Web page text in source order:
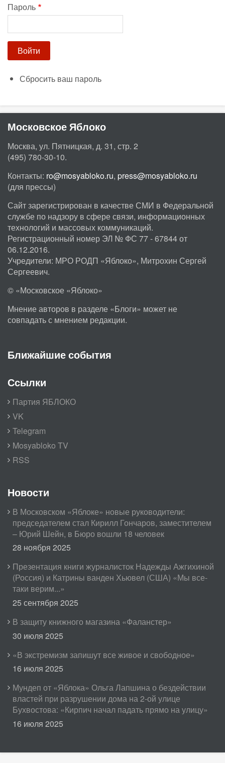
Пароль
Сбросить ваш пароль
Московское Яблоко
Москва, ул. Пятницкая, д. 31, стр. 2
(495) 780-30-10.
Контакты: ro@mosyabloko.ru, press@mosyabloko.ru
(для прессы)
Сайт зарегистрирован в качестве СМИ в Федеральной
службе по надзору в сфере связи, информационных
технологий и массовых коммуникаций.
Регистрационный номер ЭЛ № ФС 77 - 67844 от
06.12.2016.
Учредители: МРО РОДП «Яблоко», Митрохин Сергей
Сергеевич.
© «Московское «Яблоко»
Мнение авторов в разделе «Блоги» может не
совпадать с мнением редакции.
Ближайшие события
Ссылки
Партия ЯБЛОКО
VK
Telegram
Mosyabloko TV
RSS
Новости
В Московском «Яблоке» новые руководители:
председателем стал Кирилл Гончаров, заместителем
– Юрий Шейн, в Бюро вошли 18 человек
28 ноября 2025
Презентация книги журналисток Надежды Ажгихиной
(Россия) и Катрины ванден Хьювел (США) «Мы все-
таки верим...»
25 сентября 2025
В защиту книжного магазина «Фаланстер»
30 июля 2025
«В экстремизм запишут все живое и свободное»
16 июля 2025
Мундеп от «Яблока» Ольга Лапшина о бездействии
властей при разрушении дома на 2-ой улице
Бухвостова: «Кирпич начал падать прямо на улицу»
16 июля 2025